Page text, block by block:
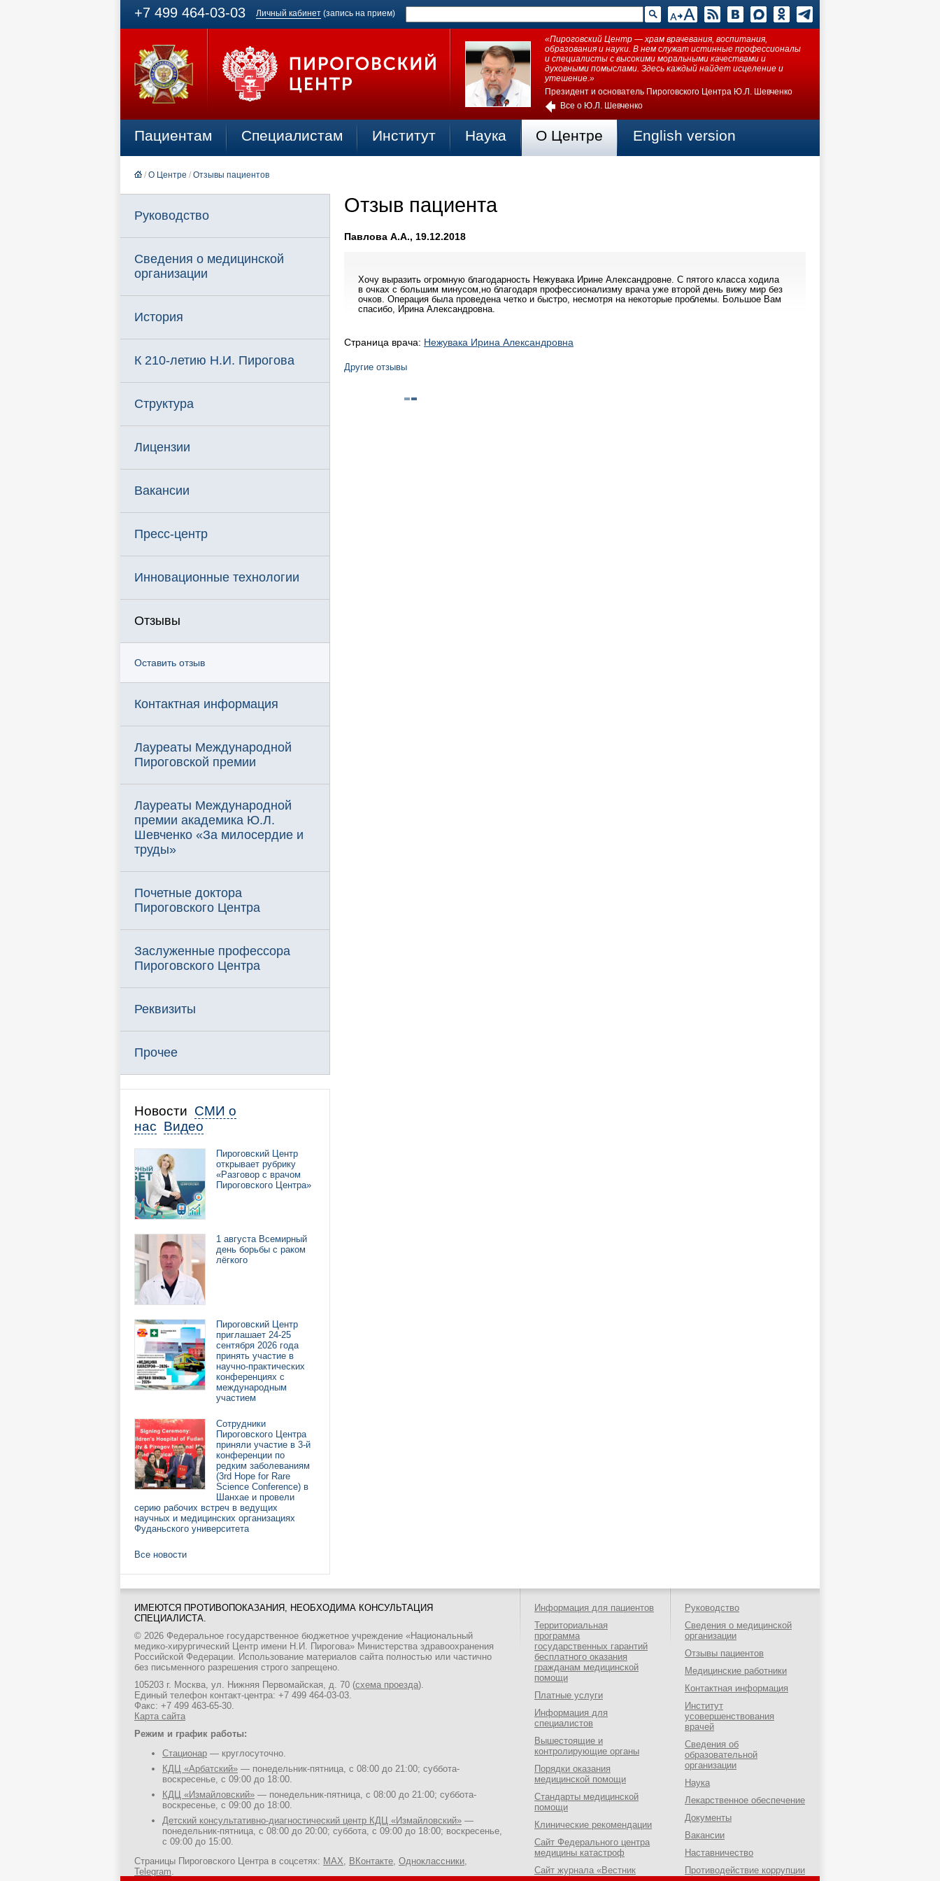
+7 499 464-03-03 Личный кабинет (запись на прием)
«Пироговский Центр — храм врачевания, воспитания,
образования и науки. В нем служат истинные профессионалы
и специалисты с высокими моральными качествами и
духовными помыслами. Здесь каждый найдет исцеление и
утешение.»
Президент и основатель Пироговского Центра Ю.Л. Шевченко
Все о Ю.Л. Шевченко
Пациентам Специалистам Институт Наука О Центре English version
/ О Центре / Отзывы пациентов
Руководство
Сведения о медицинской
организации
История
К 210-летию Н.И. Пирогова
Структура
Лицензии
Вакансии
Пресс-центр
Инновационные технологии
Отзывы
Оставить отзыв
Контактная информация
Лауреаты Международной
Пироговской премии
Лауреаты Международной
премии академика Ю.Л.
Шевченко «За милосердие и
труды»
Почетные доктора
Пироговского Центра
Заслуженные профессора
Пироговского Центра
Реквизиты
Прочее
Новости СМИ о
нас Видео
Пироговский Центр
открывает рубрику
«Разговор с врачом
Пироговского Центра»
1 августа Всемирный
день борьбы с раком
лёгкого
Пироговский Центр
приглашает 24-25
сентября 2026 года
принять участие в
научно-практических
конференциях с
международным
участием
Сотрудники
Пироговского Центра
приняли участие в 3-й
конференции по
редким заболеваниям
(3rd Hope for Rare
Science Conference) в
Шанхае и провели
серию рабочих встреч в ведущих
научных и медицинских организациях
Фуданьского университета
Все новости
Отзыв пациента
Павлова А.А., 19.12.2018
Хочу выразить огромную благодарность Нежувака Ирине Александровне. С пятого класса ходила
в очках с большим минусом,но благодаря профессионализму врача уже второй день вижу мир без
очков. Операция была проведена четко и быстро, несмотря на некоторые проблемы. Большое Вам
спасибо, Ирина Александровна.
Страница врача: Нежувака Ирина Александровна
Другие отзывы
ИМЕЮТСЯ ПРОТИВОПОКАЗАНИЯ, НЕОБХОДИМА КОНСУЛЬТАЦИЯ
СПЕЦИАЛИСТА.
© 2026 Федеральное государственное бюджетное учреждение «Национальный
медико-хирургический Центр имени Н.И. Пирогова» Министерства здравоохранения
Российской Федерации. Использование материалов сайта полностью или частично
без письменного разрешения строго запрещено.
105203 г. Москва, ул. Нижняя Первомайская, д. 70 (схема проезда).
Единый телефон контакт-центра: +7 499 464-03-03.
Факс: +7 499 463-65-30.
Карта сайта
Режим и график работы:
Стационар — круглосуточно.
КДЦ «Арбатский» — понедельник-пятница, с 08:00 до 21:00; суббота-
воскресенье, с 09:00 до 18:00.
КДЦ «Измайловский» — понедельник-пятница, с 08:00 до 21:00; суббота-
воскресенье, с 09:00 до 18:00.
Детский консультативно-диагностический центр КДЦ «Измайловский» —
понедельник-пятница, с 08:00 до 20:00; суббота, с 09:00 до 18:00; воскресенье,
с 09:00 до 15:00.
Страницы Пироговского Центра в соцсетях: MAX ВКонтакте Одноклассники
Telegram
Информация для пациентов
Территориальная
программа
государственных гарантий
бесплатного оказания
гражданам медицинской
помощи
Платные услуги
Информация для
специалистов
Вышестоящие и
контролирующие органы
Порядки оказания
медицинской помощи
Стандарты медицинской
помощи
Клинические рекомендации
Сайт Федерального центра
медицины катастроф
Сайт журнала «Вестник
Руководство
Сведения о медицинской
организации
Отзывы пациентов
Медицинские работники
Контактная информация
Институт
усовершенствования
врачей
Сведения об
образовательной
организации
Наука
Лекарственное обеспечение
Документы
Вакансии
Наставничество
Противодействие коррупции